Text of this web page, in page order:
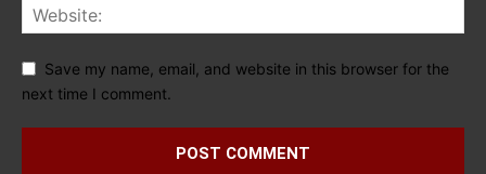
Save my name, email, and website in this browser for the
next time I comment.